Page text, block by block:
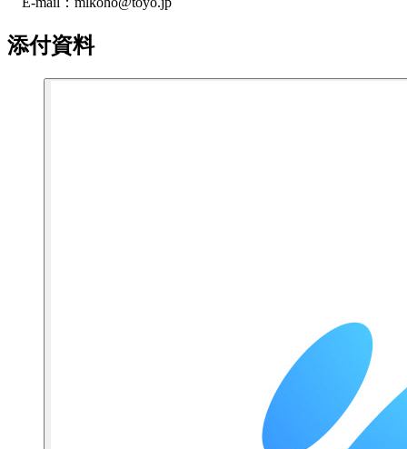
添付資料